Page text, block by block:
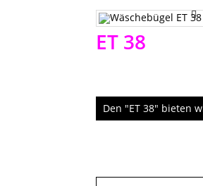
ET 38
Den "ET 38" bieten